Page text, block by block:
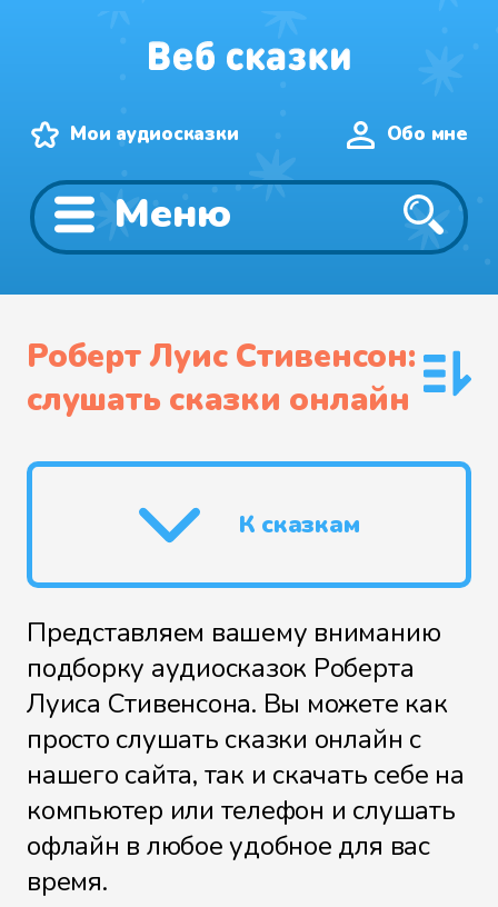
Мои аудиосказки Обо мне
Меню
Роберт Луис Стивенсон:
слушать сказки онлайн
К сказкам
Представляем вашему вниманию
подборку аудиосказок Роберта
Луиса Стивенсона. Вы можете как
просто слушать сказки онлайн с
нашего сайта, так и скачать себе на
компьютер или телефон и слушать
офлайн в любое удобное для вас
время.